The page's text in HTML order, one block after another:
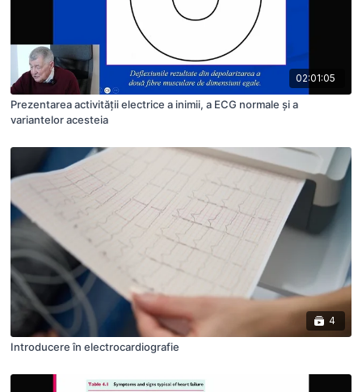
02:01:05
Prezentarea activității electrice a inimii, a ECG normale și a
variantelor acesteia
4
Introducere în electrocardiografie